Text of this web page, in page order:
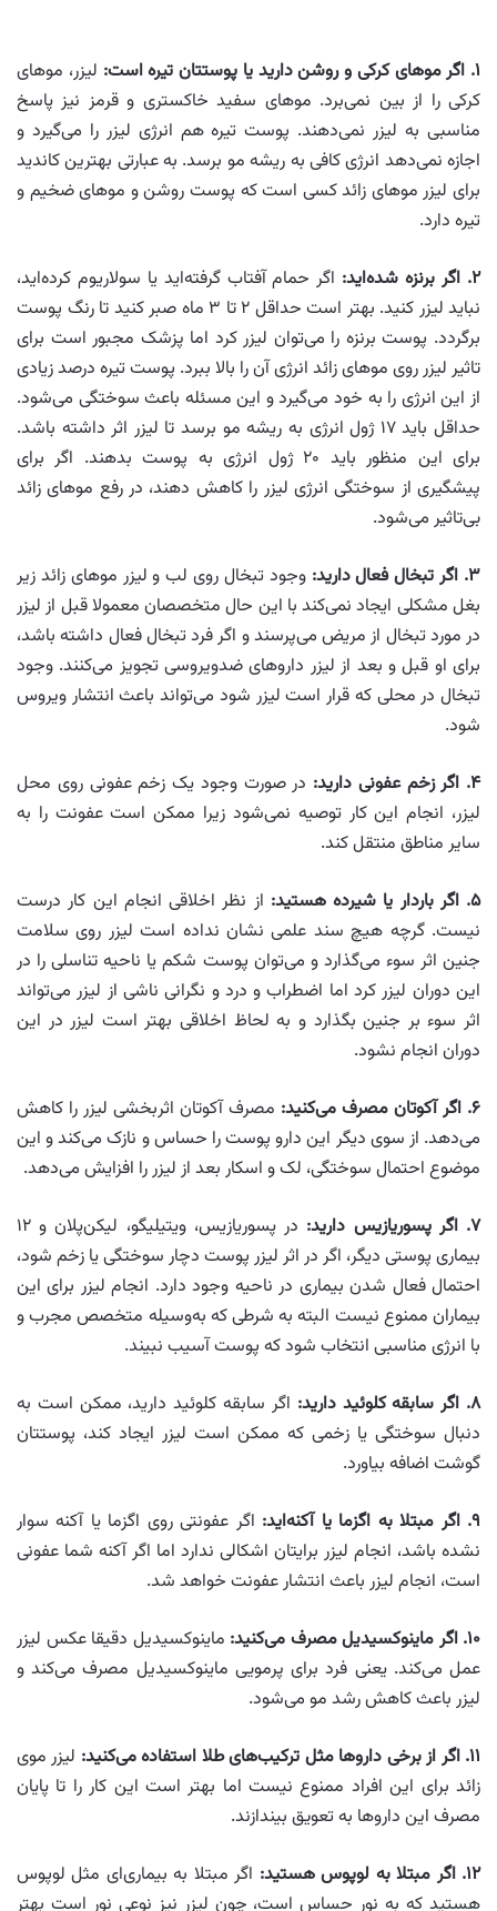
۱. اگر موهای کرکی و روشن دارید یا پوستتان تیره است:
لیزر، موهای
کرکی را از بین نمی‌برد. موهای سفید خاکستری و قرمز نیز پاسخ
مناسبی به لیزر نمی‌دهند. پوست تیره هم انرژی لیزر را می‌گیرد و
اجازه نمی‌دهد انرژی کافی به ریشه مو برسد. به عبارتی بهترین کاندید
برای لیزر موهای زائد کسی است که پوست روشن و موهای ضخیم و
تیره دارد.
۲. اگر برنزه شده‌اید:
اگر حمام آفتاب گرفته‌اید یا سولاریوم کرده‌اید،
نباید لیزر کنید. بهتر است حداقل ۲ تا ۳ ماه صبر کنید تا رنگ پوست
برگردد. پوست برنزه را می‌توان لیزر کرد اما پزشک مجبور است برای
تاثیر لیزر روی موهای زائد انرژی آن را بالا ببرد. پوست تیره درصد زیادی
از این انرژی را به خود می‌گیرد و این مسئله باعث سوختگی می‌شود.
حداقل باید ۱۷ ژول انرژی به ریشه مو برسد تا لیزر اثر داشته باشد.
برای این منظور باید ۲۰ ژول انرژی به پوست بدهند. اگر برای
پیشگیری از سوختگی انرژی لیزر را کاهش دهند، در رفع موهای زائد
بی‌تاثیر می‌شود.
۳. اگر تبخال فعال دارید:
وجود تبخال روی لب و لیزر موهای زائد زیر
بغل مشکلی ایجاد نمی‌کند با این حال متخصصان معمولا قبل از لیزر
در مورد تبخال از مریض می‌پرسند و اگر فرد تبخال فعال داشته باشد،
برای او قبل و بعد از لیزر داروهای ضدویروسی تجویز می‌کنند. وجود
تبخال در محلی که قرار است لیزر شود می‌تواند باعث انتشار ویروس
شود.
۴. اگر زخم عفونی دارید:
در صورت وجود یک زخم عفونی روی محل
لیزر، انجام این کار توصیه نمی‌شود زیرا ممکن است عفونت را به
سایر مناطق منتقل کند.
۵. اگر باردار یا شیرده هستید:
از نظر اخلاقی انجام این کار درست
نیست. گرچه هیچ سند علمی نشان نداده است لیزر روی سلامت
جنین اثر سوء می‌گذارد و می‌توان پوست شکم یا ناحیه تناسلی را در
این دوران لیزر کرد اما اضطراب و درد و نگرانی ناشی از لیزر می‌تواند
اثر سوء بر جنین بگذارد و به لحاظ اخلاقی بهتر است لیزر در این
دوران انجام نشود.
۶. اگر آکوتان مصرف می‌کنید:
مصرف آکوتان اثربخشی لیزر را کاهش
می‌دهد. از سوی دیگر این دارو پوست را حساس و نازک می‌‌کند و این
موضوع احتمال سوختگی، لک و اسکار بعد از لیزر را افزایش می‌دهد.
۷. اگر پسوریازیس دارید:
در پسوریازیس، ویتیلیگو، لیکن‌پلان و ۱۲
بیماری پوستی دیگر، اگر در اثر لیزر پوست دچار سوختگی یا زخم شود،
احتمال فعال شدن بیماری در ناحیه وجود دارد. انجام لیزر برای این
بیماران ممنوع نیست البته به شرطی که به‌وسیله متخصص مجرب و
با انرژی مناسبی انتخاب شود که پوست آسیب نبیند.
۸. اگر سابقه کلوئید دارید:
اگر سابقه کلوئید دارید، ممکن است به
دنبال سوختگی یا زخمی که ممکن است لیزر ایجاد کند، پوستتان
گوشت اضافه بیاورد.
۹. اگر مبتلا به اگزما یا آکنه‌اید:
اگر عفونتی روی اگزما یا آکنه سوار
نشده باشد، انجام لیزر برایتان اشکالی ندارد اما اگر آکنه شما عفونی
است، انجام لیزر باعث انتشار عفونت خواهد شد.
۱۰. اگر ماینوکسیدیل مصرف می‌کنید:
ماینوکسیدیل دقیقا عکس لیزر
عمل می‌کند. یعنی فرد برای پرمویی ماینوکسیدیل مصرف می‌کند و
لیزر باعث کاهش رشد مو می‌شود.
۱۱. اگر از برخی داروها مثل ترکیب‌های طلا استفاده می‌کنید:
لیزر موی
زائد برای این افراد ممنوع نیست اما بهتر است این کار را تا پایان
مصرف این داروها به تعویق بیندازند.
۱۲. اگر مبتلا به لوپوس هستید:
اگر مبتلا به بیماری‌ای مثل لوپوس
هستید که به نور حساس است، چون لیزر نیز نوعی نور است بهتر